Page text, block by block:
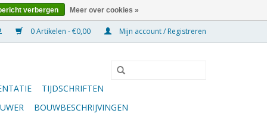
0 Artikelen - €0,00 Mijn account / Registreren
TIJDSCHRIFTEN
BOUWBESCHRIJVINGEN
verbergen Meer over cookies »